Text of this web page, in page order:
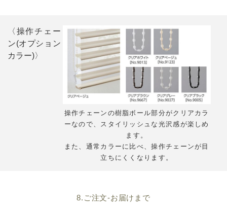
〈操作チェー
ン(オプション
カラー)〉
操作チェーンの樹脂ボール部分がクリアカラ
ーなので、スタイリッシュな光沢感が楽しめ
ます。
また、通常カラーに比べ、操作チェーンが目
立ちにくくなります。
8.ご注文-お届けまで